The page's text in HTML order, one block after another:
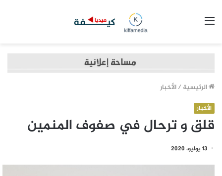
الرئيسية /الأخبار
الأخبار
قلق و ترحال في صفوف المنمين
13 يوليو، 2020